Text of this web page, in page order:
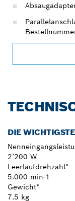
DIE
2’200 W
Leerlaufdrehzahl*
5.000 min-1
Gewicht*
7.5 kg